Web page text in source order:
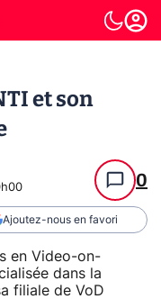
et son
0
Ajoutez-nous en favori
en Video-on-
dans la
filiale de VoD